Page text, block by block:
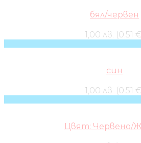
бял/червен
1,00 лв. (0.51
син
1,00 лв. (0.51
Цвят: Червено/